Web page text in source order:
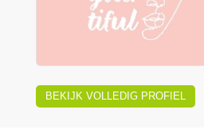
BEKIJK VOLLEDIG PROFIEL